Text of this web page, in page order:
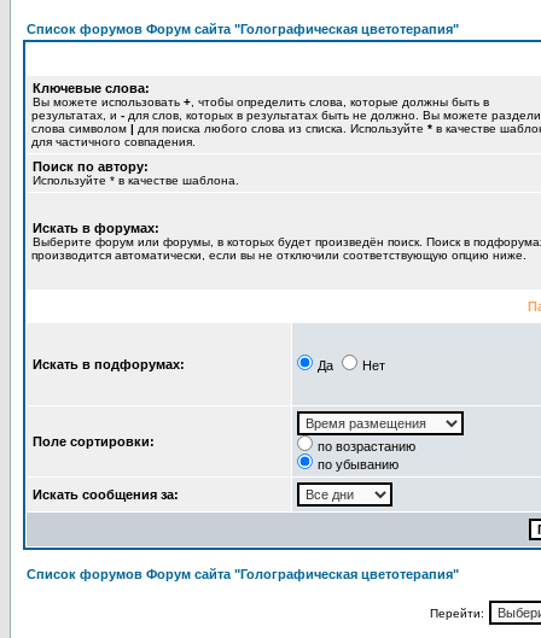
Список форумов Форум сайта "Голографическая цветотерапия"
Ключевые слова:
Вы можете использовать + , чтобы определить слова, которые должны быть в
результатах, и - для слов, которых в результатах быть не должно. Вы можете
слова символом | для поиска любого слова из списка. Используйте * в качестве
для частичного совпадения.
Поиск по автору:
Используйте * в качестве шаблона.
Искать в форумах:
Выберите форум или форумы, в которых будет произведён поиск. Поиск в
производится автоматически, если вы не отключили соответствующую опцию ниже.
Искать в подфорумах: Да Нет
Поле сортировки:
по возрастанию
по убыванию
Искать сообщения за:
Список форумов Форум сайта "Голографическая цветотерапия"
Перейти: